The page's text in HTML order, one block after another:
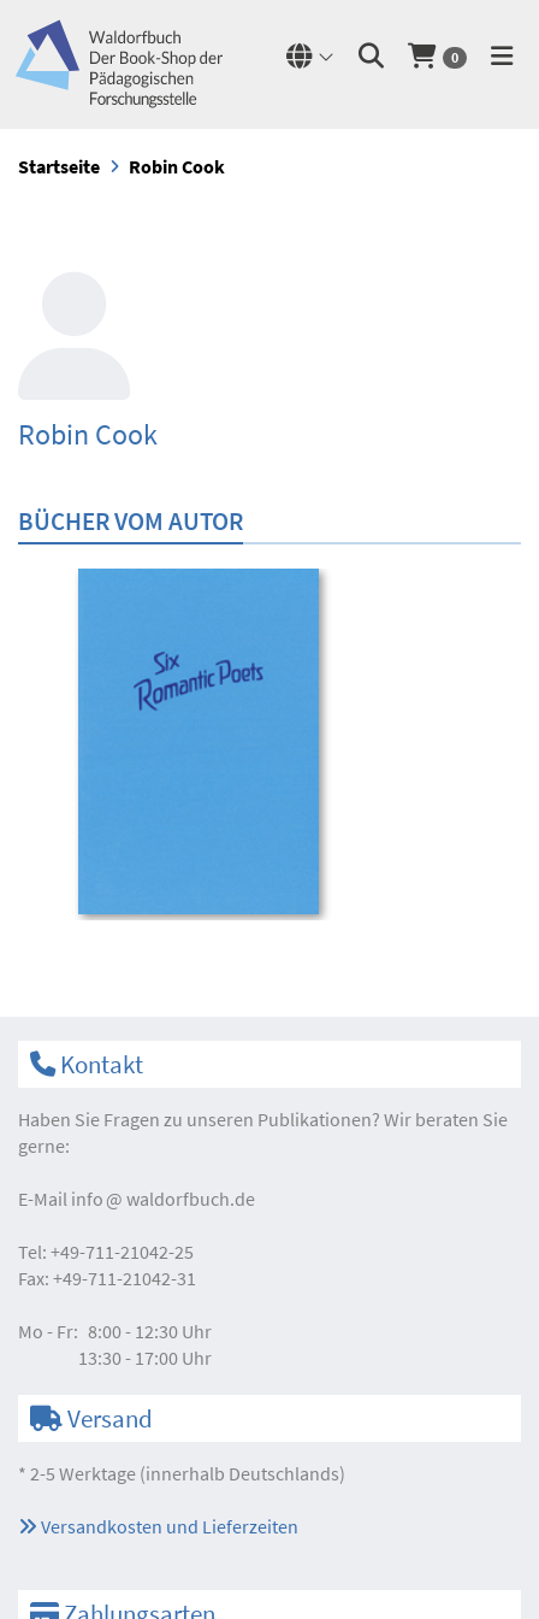
0
Startseite Robin Cook
Robin Cook
BÜCHER VOM AUTOR
Kontakt
Haben Sie Fragen zu unseren Publikationen? Wir beraten Sie
gerne:
E-Mail info waldorfbuch.de
Tel: +49-711-21042-25
Fax: +49-711-21042-31
Mo - Fr: 8:00 - 12:30 Uhr
13:30 - 17:00 Uhr
Versand
* 2-5 Werktage (innerhalb Deutschlands)
Versandkosten und Lieferzeiten